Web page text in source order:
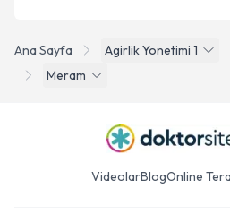
Ana Sayfa Agirlik Yonetimi 1
Meram
VideolarBlogOnline